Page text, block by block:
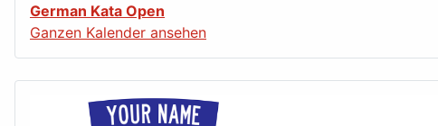
German Kata Open
Ganzen Kalender ansehen